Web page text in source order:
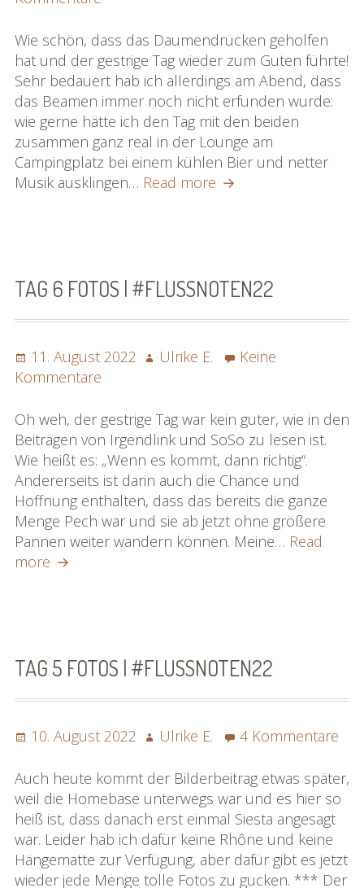
7
Fotos
|
#flussnoten22
Wie schön, dass das Daumendrücken geholfen
hat und der gestrige Tag wieder zum Guten führte!
Sehr bedauert hab ich allerdings am Abend, dass
das Beamen immer noch nicht erfunden wurde:
wie gerne hätte ich den Tag mit den beiden
zusammen ganz real in der Lounge am
Campingplatz bei einem kühlen Bier und netter
Musik ausklingen… Read more Tag
TAG 6 FOTOS | #FLUSSNOTEN22
Posted
on
11. August 2022 Author
Ulrike E.
Keine
Kommentarezu
6
Fotos
|
#flussnoten22
Oh weh, der gestrige Tag war kein guter, wie in den
Beiträgen von Irgendlink und SoSo zu lesen ist.
Wie heißt es: „Wenn es kommt, dann richtig“.
Andererseits ist darin auch die Chance und
Hoffnung enthalten, dass das bereits die ganze
Menge Pech war und sie ab jetzt ohne größere
Pannen weiter wandern können. Meine… Read
more Tag
TAG 5 FOTOS | #FLUSSNOTEN22
Posted
10. August 2022 Author
Ulrike E. 4 Kommentarezu
5
Auch heute kommt der Bilderbeitrag etwas später,
weil die Homebase unterwegs war und es hier so
heiß ist, dass danach erst einmal Siesta angesagt
war. Leider hab ich dafür keine Rhône und keine
Hängematte zur Verfügung, aber dafür gibt es jetzt
wieder jede Menge tolle Fotos zu gucken. *** Der